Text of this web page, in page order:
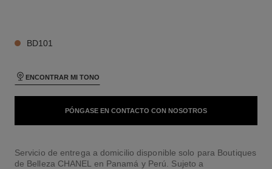
BD101
ENCONTRAR MI TONO
PÓNGASE EN CONTACTO CON NOSOTROS
Servicio de entrega a domicilio disponible solo para Boutiques
de Belleza CHANEL en Panamá y Perú. Sujeto a